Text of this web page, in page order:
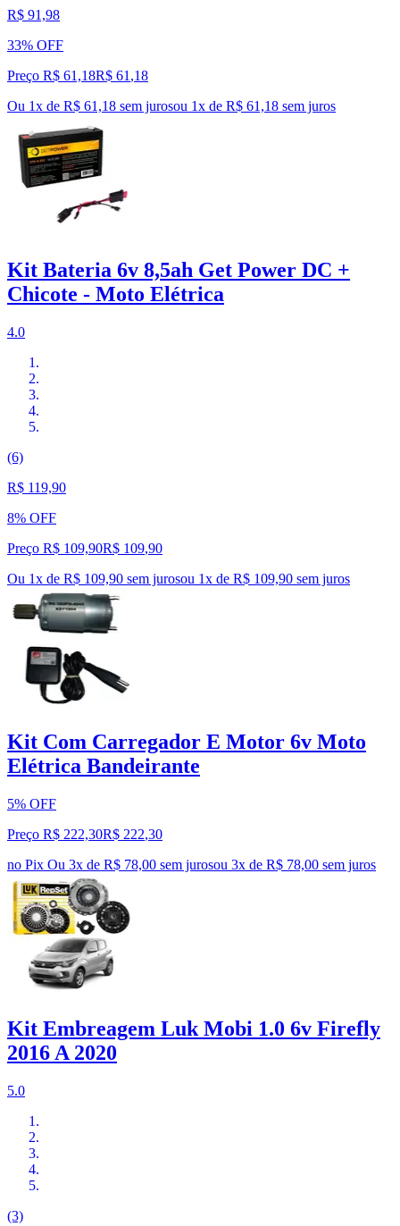
R$ 91,98
33% OFF
Preço R$ 61,18R$ 61 ,18
Ou 1x de R$ 61,18 sem jurosou 1x de R$ 61,18 sem juros
Kit Bateria 6v 8,5ah Get Power DC +
Chicote - Moto Elétrica
4.0
(6)
R$ 119,90
8% OFF
Preço R$ 109,90R$ 109,90
Ou 1x de R$ 109,90 sem jurosou 1x de R$ 109,90 sem juros
Kit Com Carregador E Motor 6v Moto
Elétrica Bandeirante
5% OFF
Preço R$ 222,30R$ 222,30
no Pix Ou 3x de R$ 78,00 sem jurosou 3x de R$ 78,00 sem juros
Kit Embreagem Luk Mobi 1.0 6v Firefly
2016 A 2020
5.0
(3)